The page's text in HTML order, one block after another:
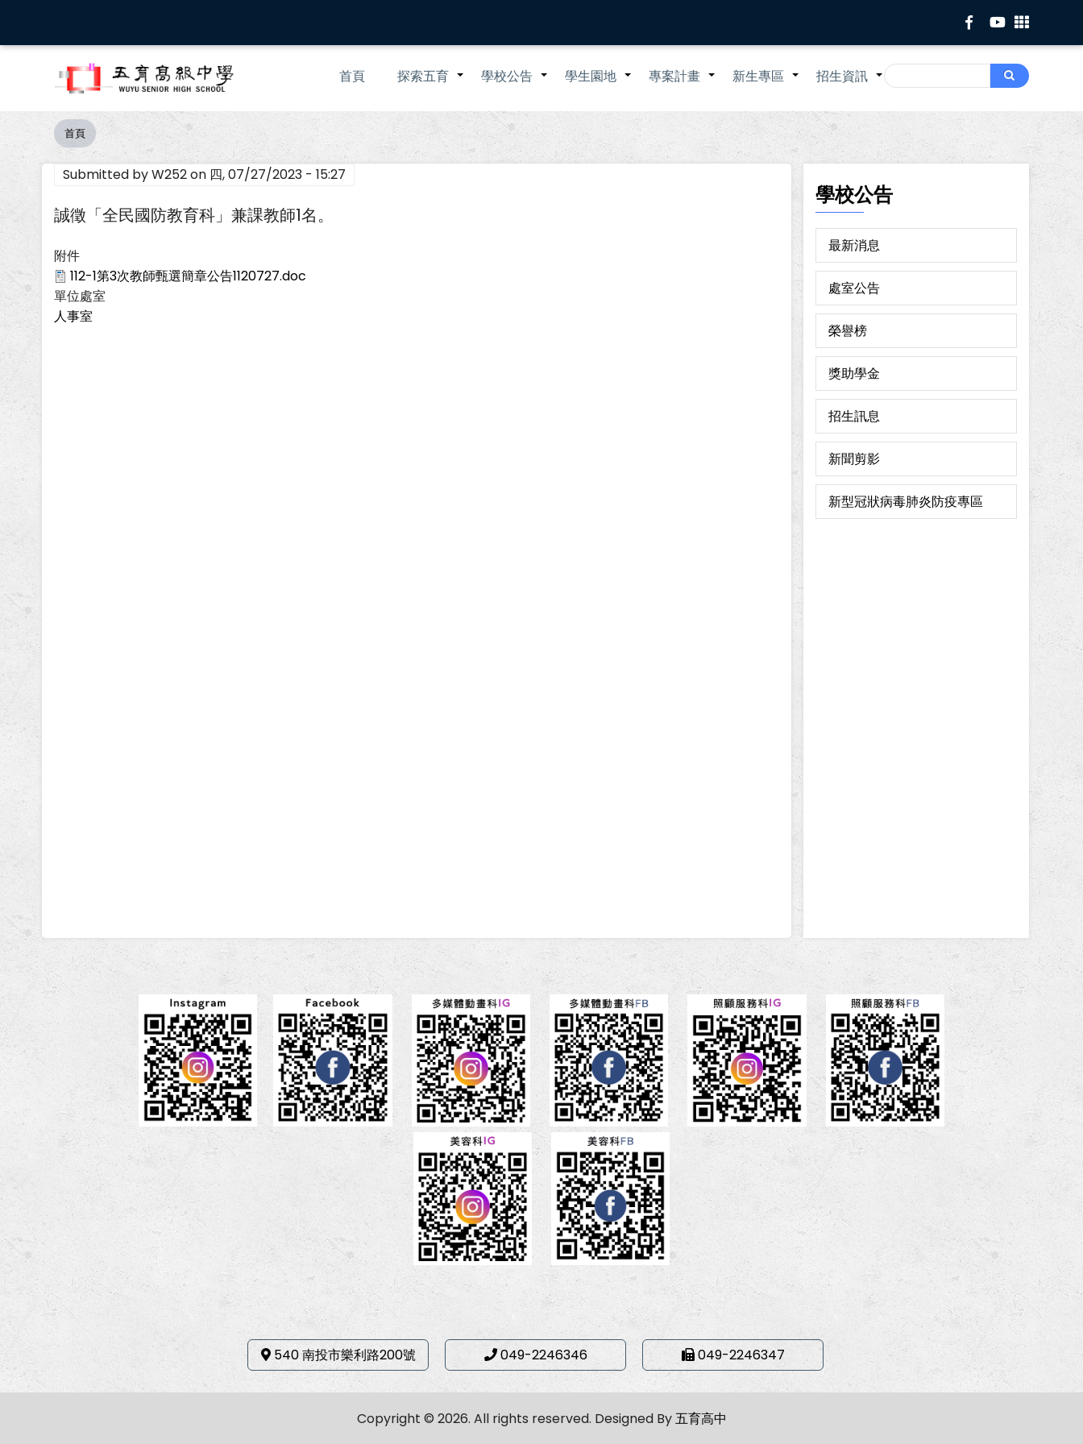
主
Search
Search
Main
navigation
首頁 +
探索五育 +
學校公告 +
學生園地 +
專案計畫 +
新生專區 +
招生資訊
導
航
連
首頁
Submitted byW252on 四, 07/27/2023 - 15:27
誠徵「全民國防教育科」兼課教師1名。
附件
112-1第3次教師甄選簡章公告1120727.doc
單位處室
人事室
學校公告
最新消息
處室公告
榮譽榜
獎助學金
招生訊息
新聞剪影
新型冠狀病毒肺炎防疫專區
540 南投市樂利路200號 049-2246346 049-2246347
Copyright © 2026. All rights reserved. Designed By五育高中